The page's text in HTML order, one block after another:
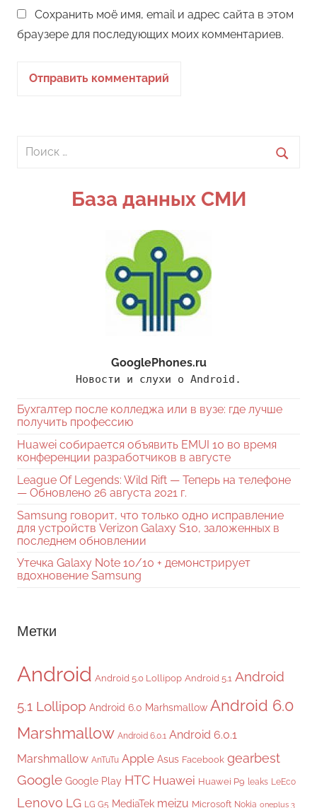
Сохранить моё имя, email и адрес сайта в этом
браузере для последующих моих комментариев.
Поиск
База данных СМИ
GooglePhones.ru
Новости и слухи о Android.
Бухгалтер после колледжа или в вузе: где лучше
получить профессию
Huawei собирается объявить EMUI 10 во время
конференции разработчиков в августе
League Of Legends: Wild Rift — Теперь на телефоне
— Обновлено 26 августа 2021 г.
Samsung говорит, что только одно исправление
для устройств Verizon Galaxy S10, заложенных в
последнем обновлении
Утечка Galaxy Note 10/10 + демонстрирует
вдохновение Samsung
Метки
Android Android 5.0 Lollipop Android 5.1 Android
5.1 Lollipop Android 6.0 Marhsmallow Android 6.0
Marshmallow Android 6.0.1 Android 6.0.1
Marshmallow AnTuTu Apple Asus Facebook gearbest
Google Google Play HTC Huawei Huawei P9 leaks LeEco
Lenovo LG LG G5 MediaTek meizu Microsoft Nokia oneplus 3